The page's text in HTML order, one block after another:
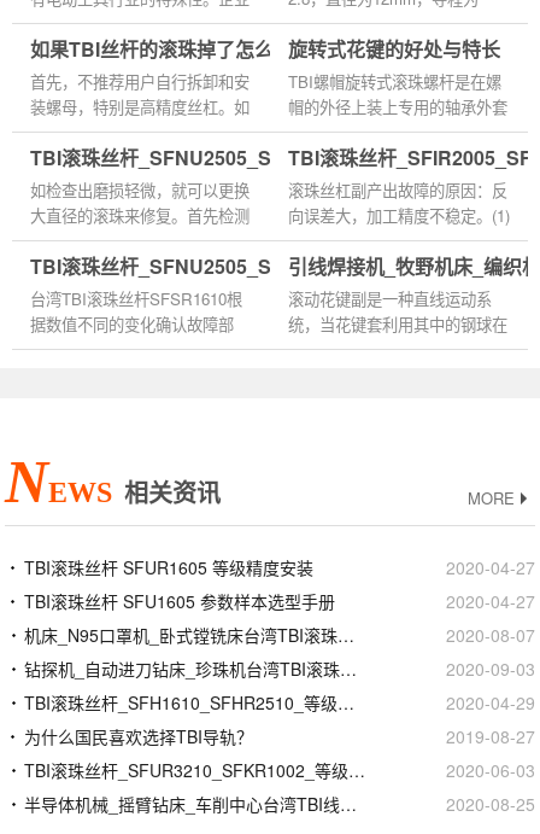
必须积极引进相关技术，增强自
身实力。坚持节能环保、高端设
备制造、新能源、新材料、...
10mm，螺母对称安装孔的距离
为32mm。滚珠丝杠因其结构较
梯形丝杠复杂价格仍然比梯形丝
杠高.不过随着自动...
如果TBI丝杆的滚珠掉了怎么转回去
首先，不推荐用户自行拆卸和安
装螺母，特别是高精度丝杠。如
果在螺母意外脱落或你现在已经
拆卸的情况下，请按照以下方法
把螺母重新安装上去：车制...
旋转式花键的好处与特长
TBI螺帽旋转式滚珠螺杆是在嫘
帽的外径上装上专用的轴承外套
使之运转动作，通过让螺帽旋转
或停止的运作...
TBI滚珠丝杆_SFNU2505_SFSR1610_等级精度安装
如检查出磨损轻微，就可以更换
大直径的滚珠来修复。首先检测
出丝杠螺母副的大间隙，换算成
滚珠直径的增加，然后选配合适
的滚珠重新装配。这样的维...
TBI滚珠丝杆
滚珠丝杠副产出故障的原因：反
向误差大，加工精度不稳定。(1)
丝杆轴联轴器锥套松动 排除方
法：(1)重新紧固并用百分表反复
测试(2)丝杆轴滑板配合压板过...
TBI滚珠丝杆_SFNU2505_SFSR1610_规格尺寸型号
台湾TBI滚珠丝杆SFSR1610根
据数值不同的变化确认故障部
位。 a）机床丝杠支撑轴承间隙
引线焊接机_牧野机床_编织
滚动花键副是一种直线运动系
统，当花键套利用其中的钢球在
经过精密磨削的花键轴上直线运
NEWS 相关资讯 MORE
TBI滚珠丝杆 SFUR1605 等级精度安装
2020-04-27
TBI滚珠丝杆 SFU1605 参数样本选型手册
2020-04-27
机床_N95口罩机_卧式镗铣床台湾TBI滚珠丝杆
2020-08-07
钻探机_自动进刀钻床_珍珠机台湾TBI滚珠丝杆
2020-09-03
TBI滚珠丝杆_SFH1610_SFHR2510_等级精度安装
2020-04-29
为什么国民喜欢选择TBI导轨？
2019-08-27
TBI滚珠丝杆_SFUR3210_SFKR1002_等级精度安装
2020-06-03
半导体机械_摇臂钻床_车削中心台湾TBI线性滑轨滑块
2020-08-25